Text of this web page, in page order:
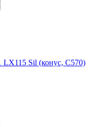
LX115 Sil (конус, C570)